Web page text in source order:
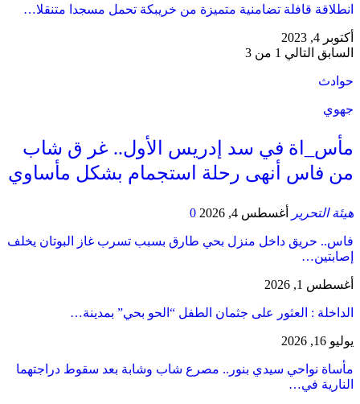
انطلاقة قافلة تضامنية متميزة من خريبكة تحمل مسجدا متنقلا…
أكتوبر 4, 2023
السابق التالي 1 من 3
حوادث
جهوي
مأس_اة في سد إدريس الأول.. غر ق شاب
من فاس أنهى رحلة استجمام بشكل مأساوي
هيئة التحرير أغسطس 4, 2026 0
فاس.. حريق داخل منزل بحي طارق بسبب تسرب غاز البوتان يخلف
إصابتين…
أغسطس 1, 2026
​الداخلة : العثور على جثمان الطفل “الحو بحي” بمدينة…
يوليو 16, 2026
مأساة نواحي سيدي بنور.. مصرع شاب وشابة بعد سقوط دراجتهما
النارية في…